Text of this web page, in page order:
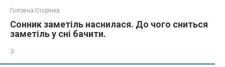
Головна Сторінка
Сонник заметіль наснилася. До чого сниться
заметіль у сні бачити.
З